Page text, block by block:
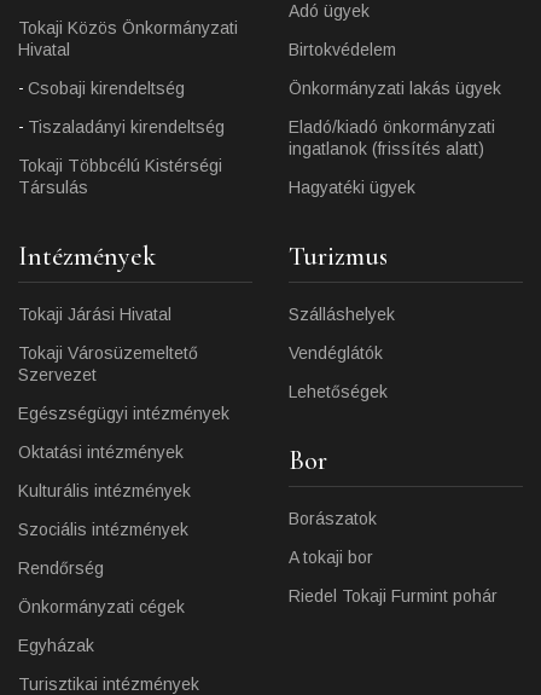
Tokaji Közös Önkormányzati
Hivatal
Csobaji kirendeltség
Tiszaladányi kirendeltség
Tokaji Többcélú Kistérségi
Társulás
Adó ügyek
Birtokvédelem
Önkormányzati lakás ügyek
Eladó/kiadó önkormányzati
ingatlanok (frissítés alatt)
Hagyatéki ügyek
Intézmények
Tokaji Járási Hivatal
Tokaji Városüzemeltető
Szervezet
Egészségügyi intézmények
Oktatási intézmények
Kulturális intézmények
Szociális intézmények
Rendőrség
Önkormányzati cégek
Egyházak
Turisztikai intézmények
Turizmus
Szálláshelyek
Vendéglátók
Lehetőségek
Bor
Borászatok
A tokaji bor
Riedel Tokaji Furmint pohár